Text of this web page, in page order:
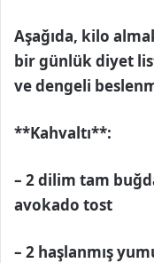
Aşağıda, kilo
bir günlük diyet
ve dengeli
**Kahvaltı**:
– 2 dilim tam
avokado tost
– 2 haşlanmış